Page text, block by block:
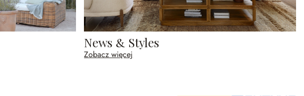
News & Styles
Zobacz więcej